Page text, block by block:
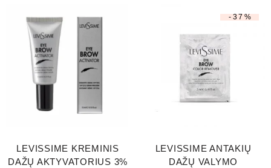
LEVISSIME KREMINIS
DAŽŲ AKTYVATORIUS 3%
-37%
LEVISSIME ANTAKIŲ
DAŽŲ VALYMO